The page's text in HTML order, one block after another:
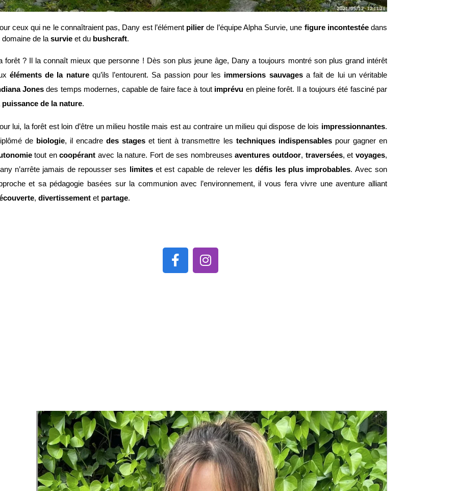
ceux qui ne le connaîtraient pas, Dany est l’élément pilier de l’équipe Alpha Survie, une figure incontestée dans
domaine de la survie et du bushcraft.
forêt ? Il la connaît mieux que personne ! Dès son plus jeune âge, Dany a toujours montré son plus grand intérêt
éléments de la nature qu’ils l’entourent. Sa passion pour les immersions sauvages
Jones des temps modernes, capable de faire face à tout imprévu en pleine forêt. Il a toujours été fasciné par
puissance de la nature.
lui, la forêt est loin d’être un milieu hostile mais est au contraire un milieu qui dispose de lois impressionnantes.
de biologie, il encadre des stages et tient à transmettre les techniques indispensables
tout en coopérant avec la nature. Fort de ses nombreuses aventures outdoor, traversées, et voyages,
n’arrête jamais de repousser ses
limites et est capable de relever les défis les plus improbables. Avec son
approche et sa pédagogie basées sur la communion avec l’environnement, il vous fera vivre une aventure alliant
, divertissement et partage.